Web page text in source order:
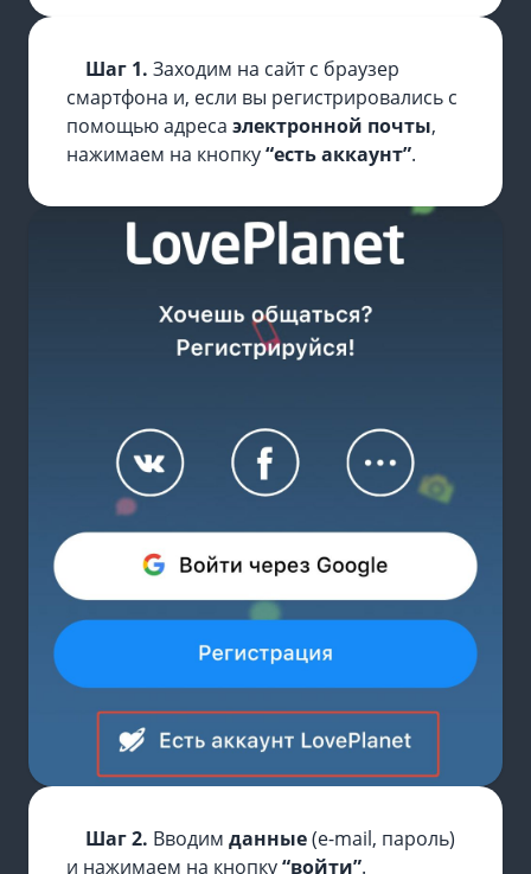
Шаг 1. Заходим на сайт с браузер
смартфона и, если вы регистрировались с
помощью адреса электронной почты,
нажимаем на кнопку“есть аккаунт”.
Шаг 2. Вводим данные(e-mail, пароль)
и нажимаем на кнопку“войти”.